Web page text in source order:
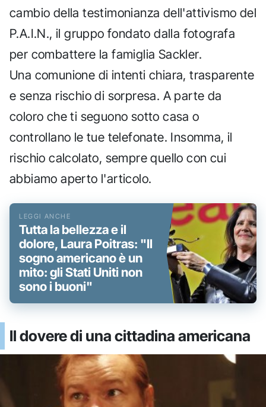
cambio della testimonianza dell'attivismo del
P.A.I.N., il gruppo fondato dalla fotografa
per combattere la famiglia Sackler.
Una comunione di intenti chiara, trasparente
e senza rischio di sorpresa. A parte da
coloro che ti seguono sotto casa o
controllano le tue telefonate. Insomma, il
rischio calcolato, sempre quello con cui
abbiamo aperto l'articolo.
Tutta la bellezza e il
dolore, Laura Poitras: "Il
sogno americano è un
mito: gli Stati Uniti non
sono i buoni"
Il dovere di una cittadina americana